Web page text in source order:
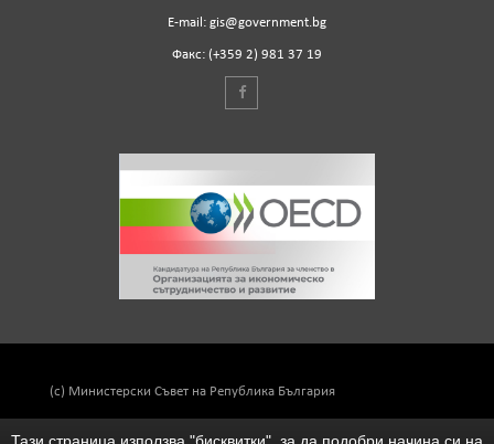
Е-mail: gis@government.bg
Факс: (+359 2) 981 37 19
(c) Министерски Съвет на Република България